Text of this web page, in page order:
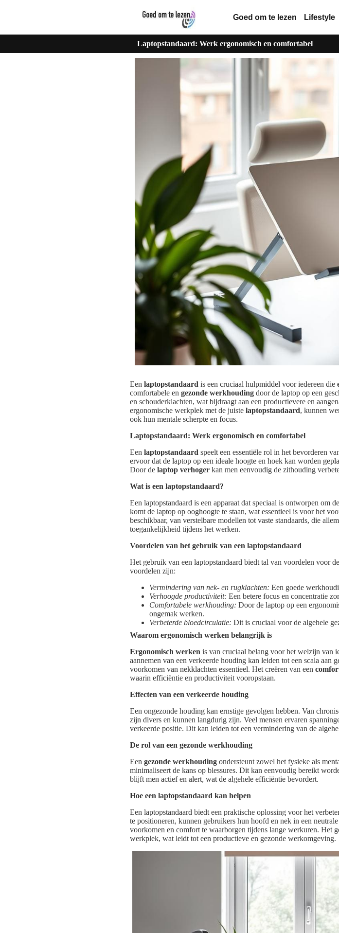
Goed om te lezen Lifestyle
Laptopstandaard: Werk ergonomisch en comfortabel
Een laptopstandaard is een cruciaal hulpmiddel voor iedereen die
comfortabele en gezonde werkhouding door de laptop op een
en schouderklachten, wat bijdraagt aan een productievere en
ergonomische werkplek met de juiste laptopstandaard, kunnen
ook hun mentale scherpte en focus.
Laptopstandaard: Werk ergonomisch en comfortabel
Een laptopstandaard speelt een essentiële rol in het bevorderen
ervoor dat de laptop op een ideale hoogte en hoek kan worden
Door de laptop verhoger kan men eenvoudig de zithouding
Wat is een laptopstandaard?
Een laptopstandaard is een apparaat dat speciaal is ontworpen om
komt de laptop op ooghoogte te staan, wat essentieel is voor het
beschikbaar, van verstelbare modellen tot vaste standaards, die
toegankelijkheid tijdens het werken.
Voordelen van het gebruik van een laptopstandaard
Het gebruik van een laptopstandaard biedt tal van voordelen voor
voordelen zijn:
Vermindering van nek- en rugklachten: Een goede
Verhoogde productiviteit: Een betere focus en concentratie
Comfortabele werkhouding: Door de laptop op een
ongemak werken.
Verbeterde bloedcirculatie: Dit is cruciaal voor de algehele
Waarom ergonomisch werken belangrijk is
Ergonomisch werken is van cruciaal belang voor het welzijn van
aannemen van een verkeerde houding kan leiden tot een scala aan
voorkomen van nekklachten essentieel. Het creëren van een
waarin efficiëntie en productiviteit vooropstaan.
Effecten van een verkeerde houding
Een ongezonde houding kan ernstige gevolgen hebben. Van
zijn divers en kunnen langdurig zijn. Veel mensen ervaren
verkeerde positie. Dit kan leiden tot een vermindering van de
De rol van een gezonde werkhouding
Een gezonde werkhouding ondersteunt zowel het fysieke als
minimaliseert de kans op blessures. Dit kan eenvoudig bereikt
blijft men actief en alert, wat de algehele efficiëntie bevordert.
Hoe een laptopstandaard kan helpen
Een laptopstandaard biedt een praktische oplossing voor het
te positioneren, kunnen gebruikers hun hoofd en nek in een
voorkomen en comfort te waarborgen tijdens lange werkuren. Het
werkplek, wat leidt tot een productieve en gezonde werkomgeving.